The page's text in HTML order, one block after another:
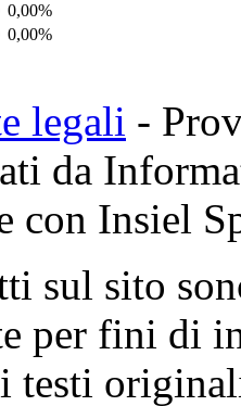
0,00%
0,00%
legali -
da
con Insiel
sul sito
per fini di
testi